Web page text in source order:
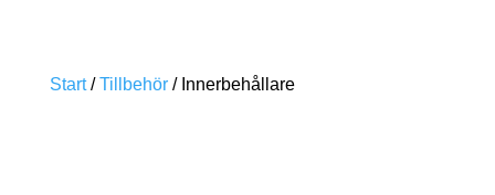
Start/Tillbehör/ Innerbehållare